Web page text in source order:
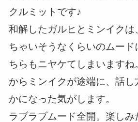
クルミットです♪
和解したガルヒとミンイクは
ちゃいそうなくらいのムード
ちらもニヤケてしまいますね
からミンイクが途端に、話し
かになった気がします。
ラブラブムード全開。楽しみ